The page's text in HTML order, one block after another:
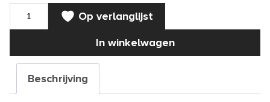
VEST
Herman
aantal
In winkelwagen
Op verlanglijst
Beschrijving